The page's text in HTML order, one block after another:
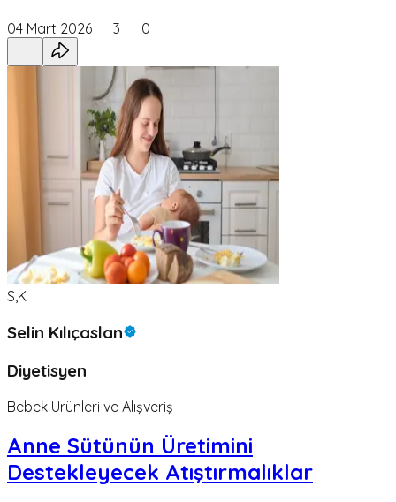
04 Mart 2026 3 0
S,K
Selin Kılıçaslan
Diyetisyen
Bebek Ürünleri ve Alışveriş
Anne Sütünün Üretimini
Destekleyecek Atıştırmalıklar